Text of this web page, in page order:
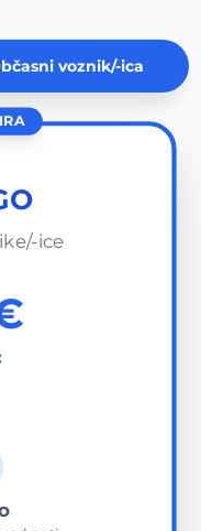
voznik/-ica
ice